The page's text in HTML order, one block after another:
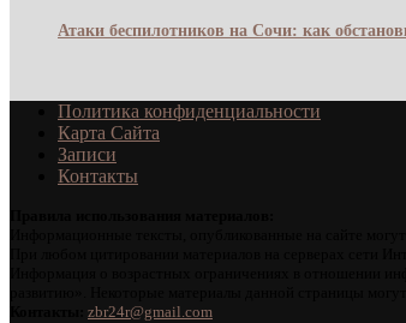
Атаки беспилотников на Сочи: как
Политика конфиденциальности
Карта Сайта
Записи
Контакты
zbr24r@gmail.com